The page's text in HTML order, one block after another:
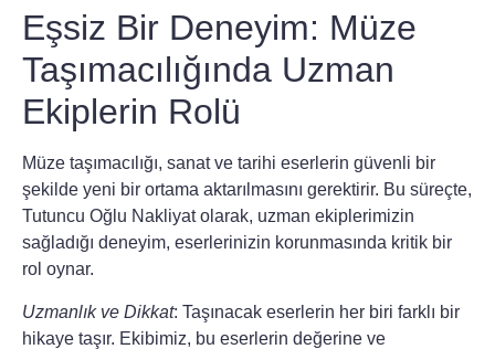
Eşsiz Bir Deneyim: Müze
Taşımacılığında Uzman
Ekiplerin Rolü
Müze taşımacılığı, sanat ve tarihi eserlerin güvenli bir
şekilde yeni bir ortama aktarılmasını gerektirir. Bu süreçte,
Tutuncu Oğlu Nakliyatolarak, uzman ekiplerimizin
sağladığı deneyim, eserlerinizin korunmasında kritik bir
rol oynar.
Uzmanlık ve Dikkat: Taşınacak eserlerin her biri farklı bir
hikaye taşır. Ekibimiz, bu eserlerin değerine ve